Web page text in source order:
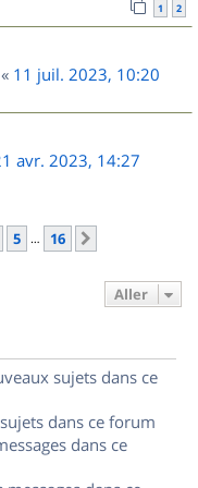
1 2
« 11 juil. 2023, 10:20
avr. 2023, 14:27
5 … 16
Aller
sujets dans ce
dans ce forum
dans ce